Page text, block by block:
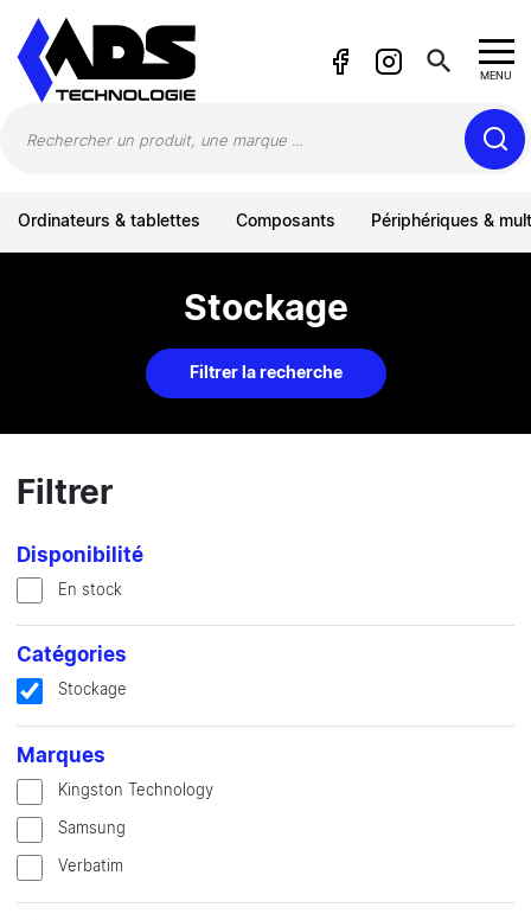
search MENU
Ordinateurs & tablettes Composants Périphériques &
Stockage
Filtrer la recherche
Filtrer
Disponibilité
En stock
Catégories
Stockage
Marques
Kingston Technology
Samsung
Verbatim